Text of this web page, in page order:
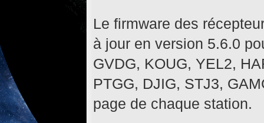
Le firmware des
à jour en version 5.6.0
GVDG, KOUG, YEL2,
PTGG, DJIG, STJ3,
page de chaque station.